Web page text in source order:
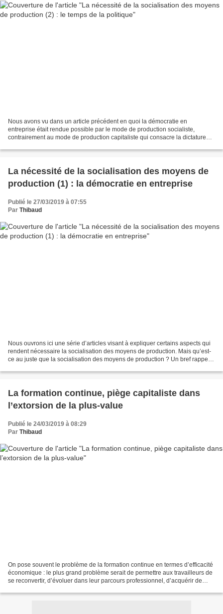
Nous avons vu dans un article précédent en quoi la démocratie en
entreprise était rendue possible par le mode de production socialiste,
contrairement au mode de production capitaliste qui consacre la dictature
La nécessité de la socialisation des moyens de
production (1) : la démocratie en entreprise
Publié le 27/03/2019 à 07:55
Par Thibaud
Nous ouvrons ici une série d’articles visant à expliquer certains aspects qui
rendent nécessaire la socialisation des moyens de production. Mais qu’est-
ce au juste que la socialisation des moyens de production ? Un bref rappel
La formation continue, piège capitaliste dans
l’extorsion de la plus-value
Publié le 24/03/2019 à 08:29
Par Thibaud
On pose souvent le problème de la formation continue en termes d’efficacité
économique : le plus grand problème serait de permettre aux travailleurs de
se reconvertir, d’évoluer dans leur parcours professionnel, d’acquérir de